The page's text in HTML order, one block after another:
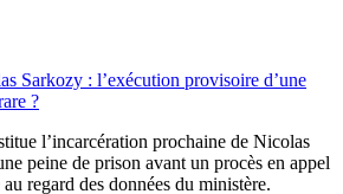
Sarkozy : l’exécution provisoire d’une
?
l’incarcération prochaine de Nicolas
peine de prison avant un procès en appel
regard des données du ministère.